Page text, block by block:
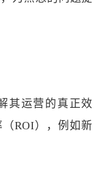
其运营的真正效
ROI），例如新